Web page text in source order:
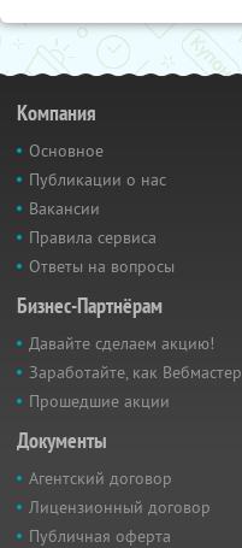
Компания
Основное
Публикации о нас
Вакансии
Правила сервиса
Ответы на вопросы
Бизнес-Партнёрам
Давайте сделаем акцию!
Заработайте, как Вебмастер
Прошедшие акции
Документы
Агентский договор
Лицензионный договор
Публичная оферта